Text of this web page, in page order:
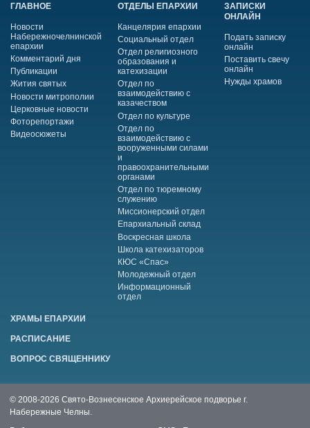
ГЛАВНОЕ
Новости
Набережночелнинской
епархии
Комментарий дня
Публикации
Жития святых
Новости митрополии
Церковные новости
Фоторепортажи
Видеосюжеты
ОТДЕЛЫ ЕПАРХИИ
Канцелярия епархии
Социальный отдел
Отдел религиозного
образования и
катехизации
Отдел по
взаимодействию с
казачеством
Отдел по культуре
Отдел по
взаимодействию с
вооруженными силами
и
правоохранительными
органами
Отдел по тюремному
служению
Миссионерский отдел
Епархиальный склад
Воскресная школа
Школа катехизаторов
КЮС «Спас»
Молодежный отдел
Информационный
отдел
ЗАПИСКИ
ОНЛАЙН
Подать записку
онлайн
Поставить свечу
онлайн
Нужды храмов
ХРАМЫ ЕПАРХИИ
РАСПИСАНИЕ
ВОПРОС СВЯЩЕННИКУ
© 2008-2026 Свято-Вознесенское Архиерейское подворье г.
Набережные Челны.